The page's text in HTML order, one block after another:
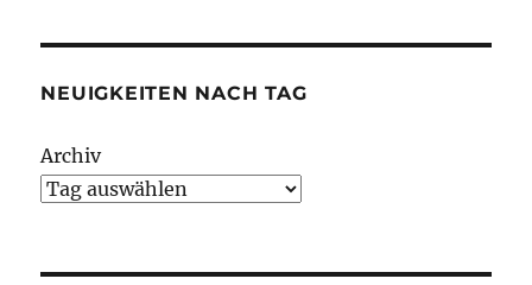
NEUIGKEITEN NACH TAG
Archiv